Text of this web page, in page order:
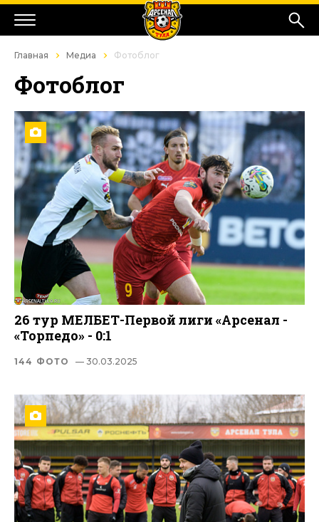
Главная Медиа Фотоблог
Фотоблог
26 тур МЕЛБЕТ-Первой лиги «Арсенал -
«Торпедо» - 0:1
144 ФОТО — 30.03.2025